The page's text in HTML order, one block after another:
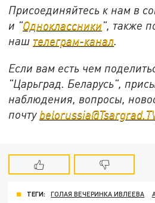
Присоединяйтесь к нам в
и "Одноклассники", также
наш телеграм-канал.
Если вам есть чем
"Царьград. Беларусь",
наблюдения, вопросы,
почту
ТЕГИ: ГОЛАЯ ВЕЧЕРИНКА ИВЛЕЕВА